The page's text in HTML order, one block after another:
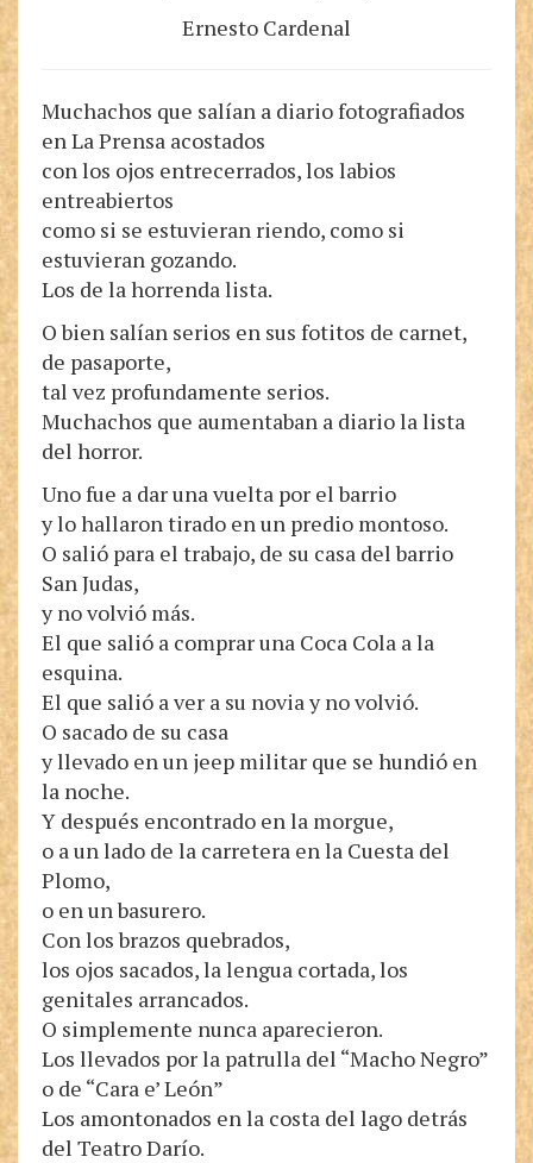
Ernesto Cardenal
Muchachos que salían a diario fotografiados
en La Prensa acostados
con los ojos entrecerrados, los labios
entreabiertos
como si se estuvieran riendo, como si
estuvieran gozando.
Los de la horrenda lista.
O bien salían serios en sus fotitos de carnet,
de pasaporte,
tal vez profundamente serios.
Muchachos que aumentaban a diario la lista
del horror.
Uno fue a dar una vuelta por el barrio
y lo hallaron tirado en un predio montoso.
O salió para el trabajo, de su casa del barrio
San Judas,
y no volvió más.
El que salió a comprar una Coca Cola a la
esquina.
El que salió a ver a su novia y no volvió.
O sacado de su casa
y llevado en un jeep militar que se hundió en
la noche.
Y después encontrado en la morgue,
o a un lado de la carretera en la Cuesta del
Plomo,
o en un basurero.
Con los brazos quebrados,
los ojos sacados, la lengua cortada, los
genitales arrancados.
O simplemente nunca aparecieron.
Los llevados por la patrulla del “Macho Negro”
o de “Cara e’ León”
Los amontonados en la costa del lago detrás
del Teatro Darío.